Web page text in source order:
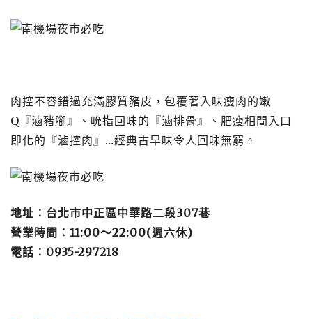
肉控不容錯過充滿膠質豬皮，包覆著入味瘦肉的嫩
Q『滷豬腳』、吮指回味的『滷排骨』、肥瘦相間入口
即化的『滷控肉』…經典古早味令人回味無窮。
地址：台北市中正區中華路二段307巷
營業時間：11:00～22:00(週六休)
電話：0935-297218